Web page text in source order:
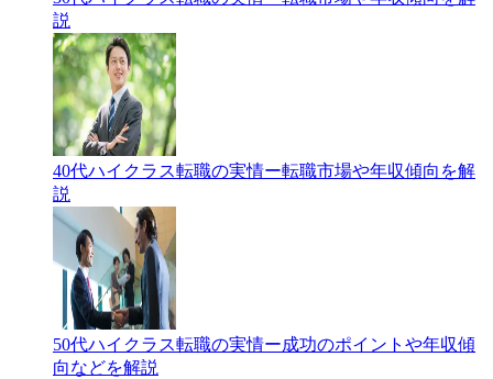
説
40代ハイクラス転職の実情ー転職市場や年収傾向を解
説
50代ハイクラス転職の実情ー成功のポイントや年収傾
向などを解説